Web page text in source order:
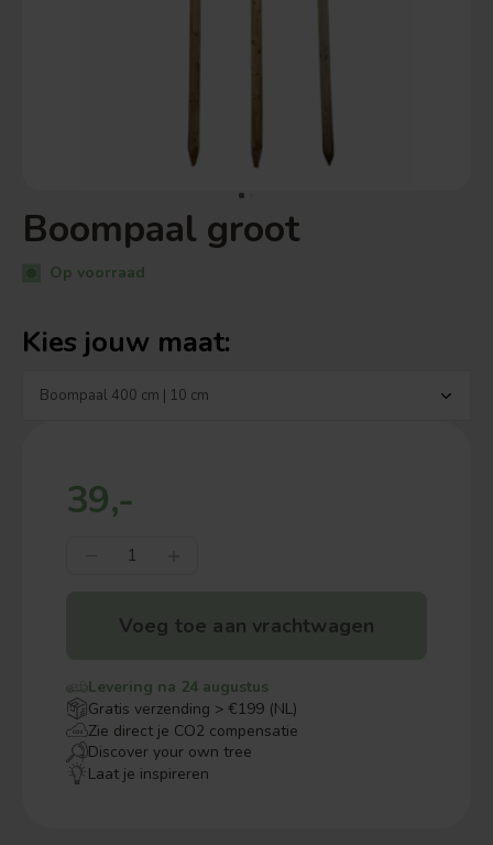
Boompaal groot
Op voorraad
Kies jouw maat:
39,-
Voeg toe aan vrachtwagen
Levering na 24 augustus
Gratis verzending > €199 (NL)
Zie direct je CO2 compensatie
Discover your own tree
Laat je inspireren